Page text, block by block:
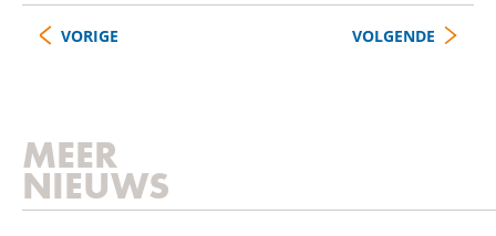
VORIGE VOLGENDE
MEER
NIEUWS